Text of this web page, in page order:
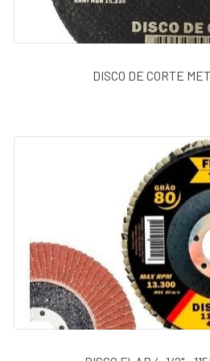
BATENTES
FERRAMENTAS
DISCO DE CORTE